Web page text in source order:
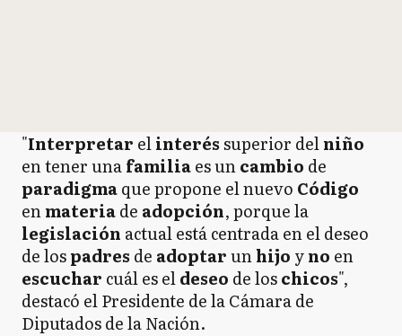
"Interpretar elinteréssuperior delniño
en tener unafamiliaes uncambio de
paradigmaque propone el nuevo Código
enmateriade adopción, porque la
legislación actual está centrada en el deseo
de lospadres de adoptarunhijo yno en
escuchar cuál es eldeseo de loschicos",
destacó el Presidente de la Cámara de
Diputados de la Nación.